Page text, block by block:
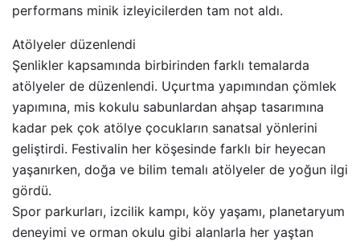
performans minik izleyicilerden tam not aldı.
Atölyeler düzenlendi
Şenlikler kapsamında birbirinden farklı temalarda
atölyeler de düzenlendi. Uçurtma yapımından çömlek
yapımına, mis kokulu sabunlardan ahşap tasarımına
kadar pek çok atölye çocukların sanatsal yönlerini
geliştirdi. Festivalin her köşesinde farklı bir heyecan
yaşanırken, doğa ve bilim temalı atölyeler de yoğun ilgi
gördü.
Spor parkurları, izcilik kampı, köy yaşamı, planetaryum
deneyimi ve orman okulu gibi alanlarla her yaştan